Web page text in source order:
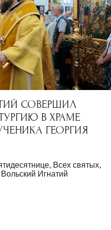
СОВЕРШИЛ
В ХРАМЕ
ГЕОРГИЯ
Всех святых,
Игнатий